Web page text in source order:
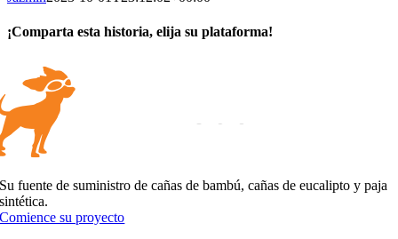
¡Comparta esta historia, elija su plataforma!
Facebook
Reddit
LinkedIn
WhatsApp
Tumblr
Pinterest
Correo
electrónico
Su fuente de suministro de cañas de bambú, cañas de eucalipto y paja
sintética.
Comience su proyecto